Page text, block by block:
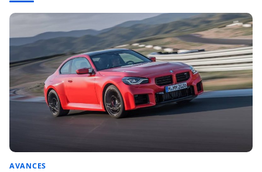
AVANCES